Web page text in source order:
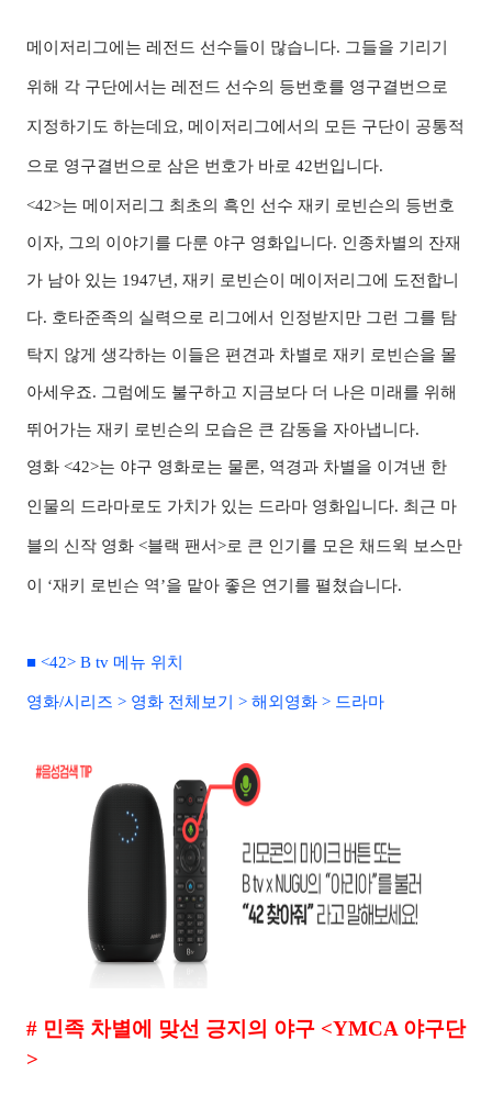
메이저리그에는 레전드 선수들이 많습니다. 그들을 기리기
위해 각 구단에서는 레전드 선수의 등번호를 영구결번으로
지정하기도 하는데요, 메이저리그에서의 모든 구단이 공통적
으로 영구결번으로 삼은 번호가 바로 42번입니다.
<42>는 메이저리그 최초의 흑인 선수 재키 로빈슨의 등번호
이자, 그의 이야기를 다룬 야구 영화입니다. 인종차별의 잔재
가 남아 있는 1947년, 재키 로빈슨이 메이저리그에 도전합니
다. 호타준족의 실력으로 리그에서 인정받지만 그런 그를 탐
탁지 않게 생각하는 이들은 편견과 차별로 재키 로빈슨을 몰
아세우죠. 그럼에도 불구하고 지금보다 더 나은 미래를 위해
뛰어가는 재키 로빈슨의 모습은 큰 감동을 자아냅니다.
영화 <42>는 야구 영화로는 물론, 역경과 차별을 이겨낸 한
인물의 드라마로도 가치가 있는 드라마 영화입니다. 최근 마
블의 신작 영화 <블랙 팬서>로 큰 인기를 모은 채드윅 보스만
이 ‘재키 로빈슨 역’을 맡아 좋은 연기를 펼쳤습니다.
■ <42> B tv 메뉴 위치
영화/시리즈 > 영화 전체보기 > 해외영화 > 드라마
# 민족 차별에 맞선 긍지의 야구 <YMCA 야구단
>